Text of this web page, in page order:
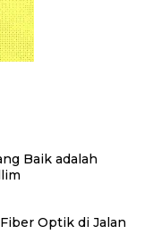
Baik adalah
Optik di Jalan